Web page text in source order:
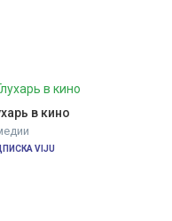
в кино
VIJU